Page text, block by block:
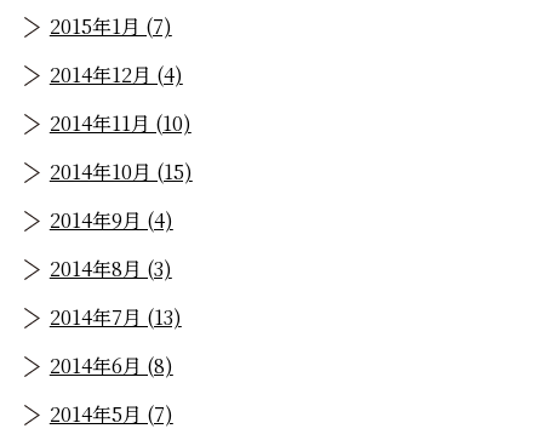
2015年1月 (7)
2014年12月 (4)
2014年11月 (10)
2014年10月 (15)
2014年9月 (4)
2014年8月 (3)
2014年7月 (13)
2014年6月 (8)
2014年5月 (7)